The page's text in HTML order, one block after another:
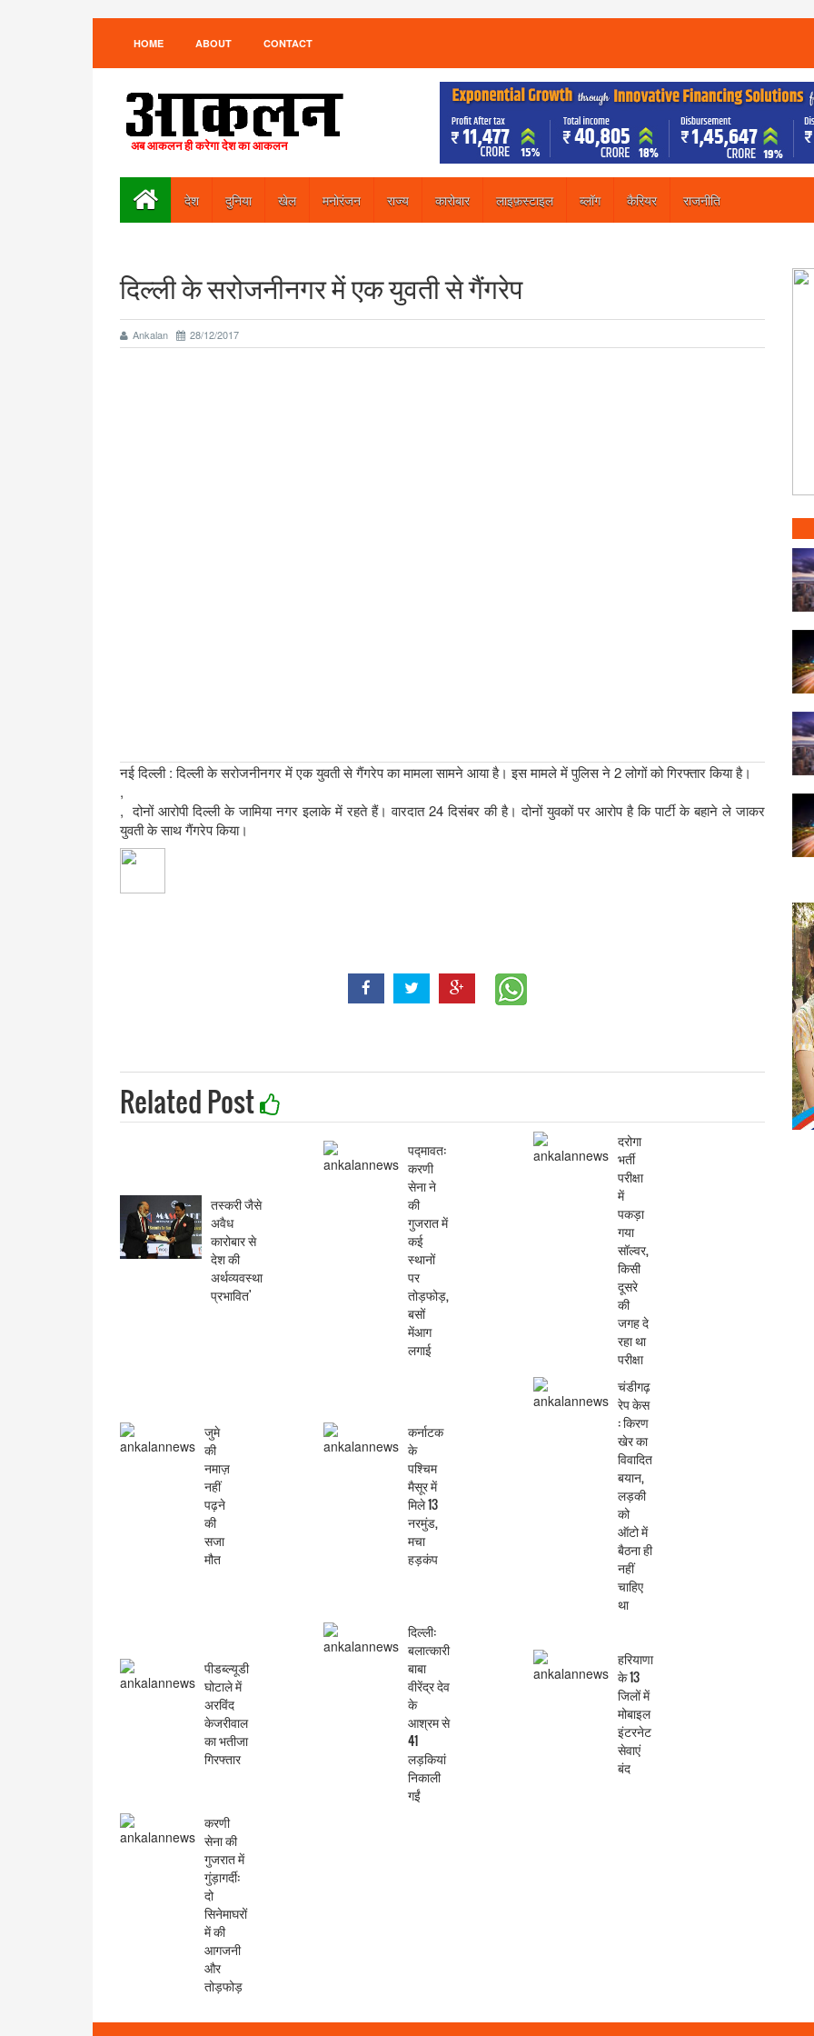
HOME ABOUT CONTACT
अब आकलन ही करेगा देश का आकलन
देश दुनिया खेल मनोरंजन राज्य कारोबार लाइफ़स्टाइल ब्लॉग कैरियर राजनीति
दिल्ली के सरोजनीनगर में एक युवती से गैंगरेप
Ankalan 28/12/2017
नई दिल्ली : दिल्ली के सरोजनीनगर में एक युवती से गैंगरेप का मामला सामने आया है। इस मामले में पुलिस ने 2 लोगों को गिरफ्तार किया है।
,
, दोनों आरोपी दिल्ली के जामिया नगर इलाके में रहते हैं। वारदात 24 दिसंबर की है। दोनों युवकों पर आरोप है कि पार्टी के बहाने ले जाकर
युवती के साथ गैंगरेप किया।
Related Post
तस्करी जैसे
अवैध
कारोबार से
देश की
अर्थव्यवस्था
प्रभावित'
पद्मावत:
करणी
सेना ने
की
गुजरात में
कई
स्थानों
पर
तोड़फोड़,
बसों
मेंआग
लगाई
दरोगा
भर्ती
परीक्षा
में
पकड़ा
गया
सॉल्वर,
किसी
दूसरे
की
जगह दे
रहा था
परीक्षा
जुमे
की
नमाज़
नहीं
पढ़ने
की
सजा
मौत
कर्नाटक
के
पश्चिम
मैसूर में
मिले 13
नरमुंड,
मचा
हड़कंप
चंडीगढ़
रेप केस
: किरण
खेर का
विवादित
बयान,
लड़की
को
ऑटो में
बैठना ही
नहीं
चाहिए
था
पीडब्ल्यूडी
घोटाले में
अरविंद
केजरीवाल
का भतीजा
गिरफ्तार
दिल्ली:
बलात्कारी
बाबा
वीरेंद्र देव
के
आश्रम से
41
लड़कियां
निकाली
गईं
हरियाणा
के 13
जिलों में
मोबाइल
इंटरनेट
सेवाएं
बंद
करणी
सेना की
गुजरात में
गुंड़ागर्दी:
दो
सिनेमाघरों
में की
आगजनी
और
तोड़फोड़